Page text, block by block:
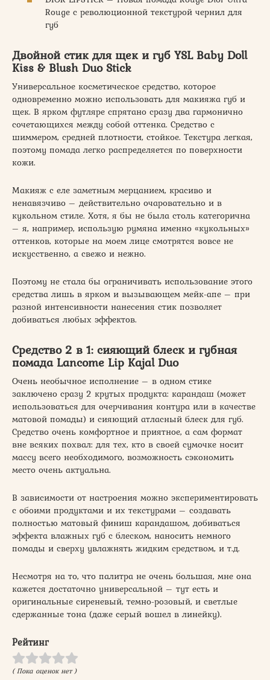
Rouge с революционной текстурой чернил для
губ
Двойной стик для щек и губ YSL Baby Doll
Kiss & Blush Duo Stick
Универсальное косметическое средство, которое
одновременно можно использовать для макияжа губ и
щек. В ярком футляре спрятано сразу два гармонично
сочетающихся между собой оттенка. Средство с
шиммером, средней плотности, стойкое. Текстура легкая,
поэтому помада легко распределяется по поверхности
кожи.
Макияж с еле заметным мерцанием, красиво и
ненавязчиво – действительно очаровательно и в
кукольном стиле. Хотя, я бы не была столь категорична
– я, например, использую румяна именно «кукольных»
оттенков, которые на моем лице смотрятся вовсе не
искусственно, а свежо и нежно.
Поэтому не стала бы ограничивать использование этого
средства лишь в ярком и вызывающем мейк-апе – при
разной интенсивности нанесения стик позволяет
добиваться любых эффектов.
Средство 2 в 1: сияющий блеск и губная
помада Lancome Lip Kajal Duо
Очень необычное исполнение – в одном стике
заключено сразу 2 крутых продукта: карандаш (может
использоваться для очерчивания контура или в качестве
матовой помады) и сияющий атласный блеск для губ.
Средство очень комфортное и приятное, а сам формат
вне всяких похвал: для тех, кто в своей сумочке носит
массу всего необходимого, возможность сэкономить
место очень актуальна.
В зависимости от настроения можно экспериментировать
с обоими продуктами и их текстурами – создавать
полностью матовый финиш карандашом, добиваться
эффекта влажных губ с блеском, наносить немного
помады и сверху увлажнять жидким средством, и т.д.
Несмотря на то, что палитра не очень большая, мне она
кажется достаточно универсальной – тут есть и
оригинальные сиреневый, темно-розовый, и светлые
сдержанные тона (даже серый вошел в линейку).
Рейтинг
( Пока оценок нет )